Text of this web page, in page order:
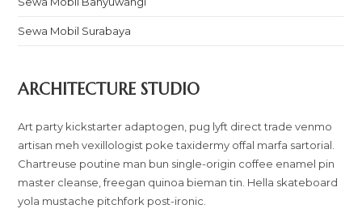
Sewa Mobil Surabaya
ARCHITECTURE STUDIO
Art party kickstarter adaptogen, pug lyft direct trade venmo
artisan meh vexillologist poke taxidermy offal marfa sartorial.
Chartreuse poutine man bun single-origin coffee enamel pin
master cleanse, freegan quinoa bieman tin. Hella skateboard
yola mustache pitchfork post-ironic.